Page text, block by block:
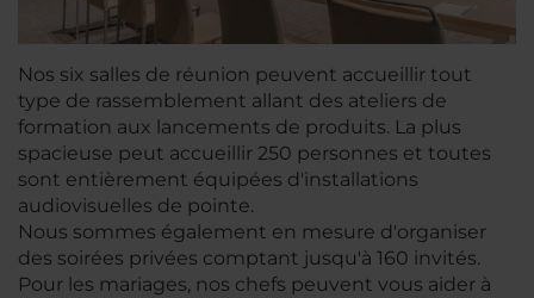
Nos six salles de réunion peuvent accueillir tout
type de rassemblement allant des ateliers de
formation aux lancements de produits. La plus
spacieuse peut accueillir 250 personnes et toutes
sont entièrement équipées d'installations
audiovisuelles de pointe.
Nous sommes également en mesure d'organiser
des soirées privées comptant jusqu'à 160 invités.
Pour les mariages, nos chefs peuvent vous aider à